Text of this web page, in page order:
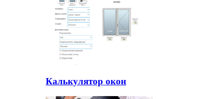
Калькулятор окон